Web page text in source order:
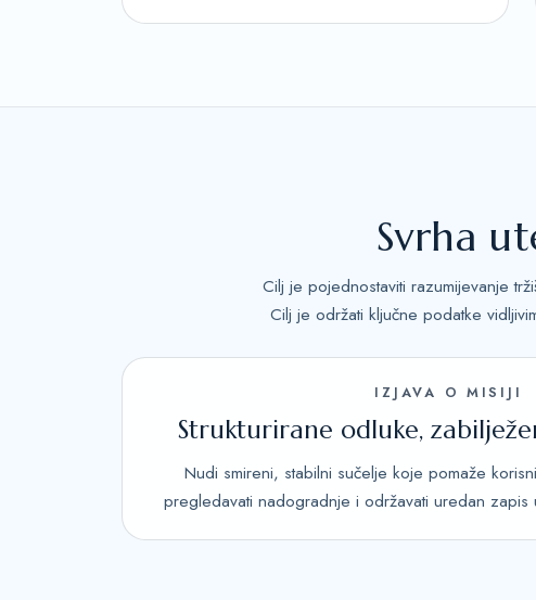
Svrha
Cilj je pojednostaviti razumijevanje
Cilj je održati ključne podatke
IZJAVA O MISIJI
Strukturirane odluke,
Nudi smireni, stabilni sučelje koje pomaže
pregledavati nadogradnje i održavati uredan zapis